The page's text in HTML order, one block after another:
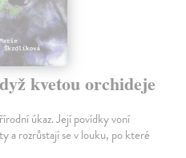
kvetou orchideje
úkaz. Její povídky voní
a rozrůstají se v louku, po které